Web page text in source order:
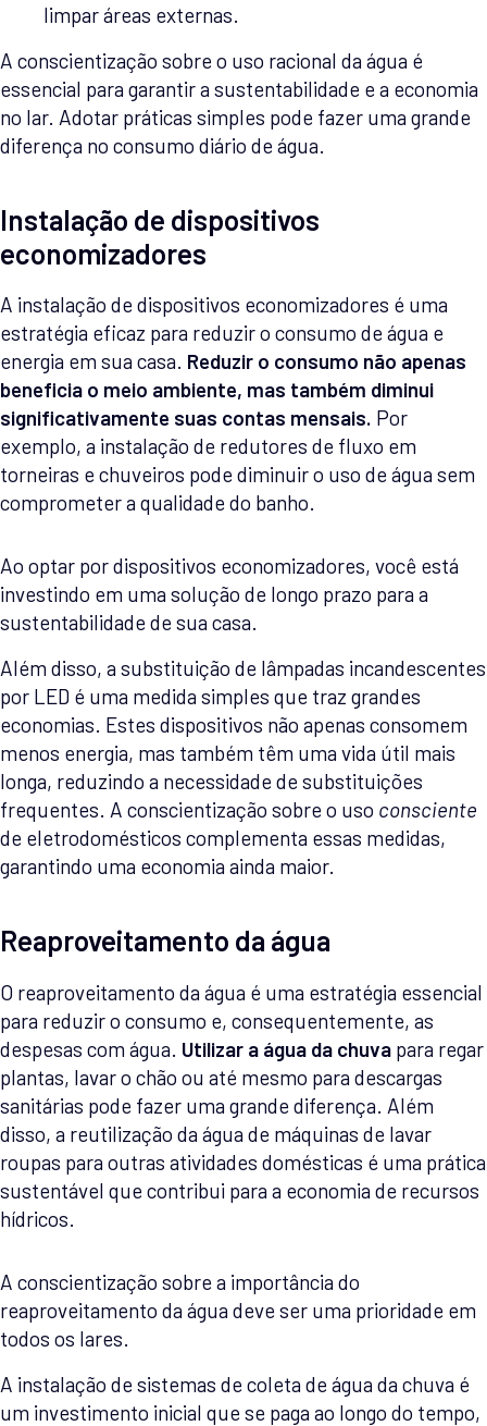
limpar áreas externas.
A conscientização sobre o uso racional da água é
essencial para garantir a sustentabilidade e a economia
no lar. Adotar práticas simples pode fazer uma grande
diferença no consumo diário de água.
Instalação de dispositivos
economizadores
A instalação de dispositivos economizadores é uma
estratégia eficaz para reduzir o consumo de água e
energia em sua casa. Reduzir o consumo não apenas
beneficia o meio ambiente, mas também diminui
significativamente suas contas mensais. Por
exemplo, a instalação de redutores de fluxo em
torneiras e chuveiros pode diminuir o uso de água sem
comprometer a qualidade do banho.
Ao optar por dispositivos economizadores, você está
investindo em uma solução de longo prazo para a
sustentabilidade de sua casa.
Além disso, a substituição de lâmpadas incandescentes
por LED é uma medida simples que traz grandes
economias. Estes dispositivos não apenas consomem
menos energia, mas também têm uma vida útil mais
longa, reduzindo a necessidade de substituições
frequentes. A conscientização sobre o uso consciente
de eletrodomésticos complementa essas medidas,
garantindo uma economia ainda maior.
Reaproveitamento da água
O reaproveitamento da água é uma estratégia essencial
para reduzir o consumo e, consequentemente, as
despesas com água. Utilizar a água da chuva para regar
plantas, lavar o chão ou até mesmo para descargas
sanitárias pode fazer uma grande diferença. Além
disso, a reutilização da água de máquinas de lavar
roupas para outras atividades domésticas é uma prática
sustentável que contribui para a economia de recursos
hídricos.
A conscientização sobre a importância do
reaproveitamento da água deve ser uma prioridade em
todos os lares.
A instalação de sistemas de coleta de água da chuva é
um investimento inicial que se paga ao longo do tempo,